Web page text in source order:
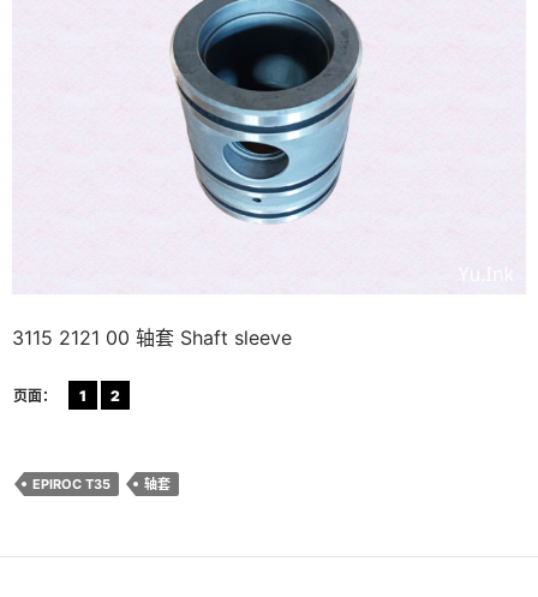
3115 2121 00 轴套 Shaft sleeve
页面： 1 2
EPIROC T35 轴套